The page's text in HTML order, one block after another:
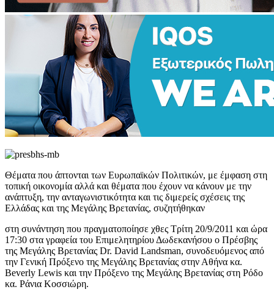
Θέματα που άπτονται των Ευρωπαϊκών Πολιτικών, με έμφαση στη
τοπική οικονομία αλλά και θέματα που έχουν να κάνουν με την
ανάπτυξη, την ανταγωνιστικότητα και τις διμερείς σχέσεις της
Ελλάδας και της Μεγάλης Βρετανίας, συζητήθηκαν
στη συνάντηση που πραγματοποίησε χθες Τρίτη 20/9/2011 και ώρα
17:30 στα γραφεία του Επιμελητηρίου Δωδεκανήσου ο Πρέσβης
της Μεγάλης Βρετανίας Dr. David Landsman, συνοδευόμενος από
την Γενική Πρόξενο της Μεγάλης Βρετανίας στην Αθήνα κα.
Beverly Lewis και την Πρόξενο της Μεγάλης Βρετανίας στη Ρόδο
κα. Ράνια Κοσσιώρη.